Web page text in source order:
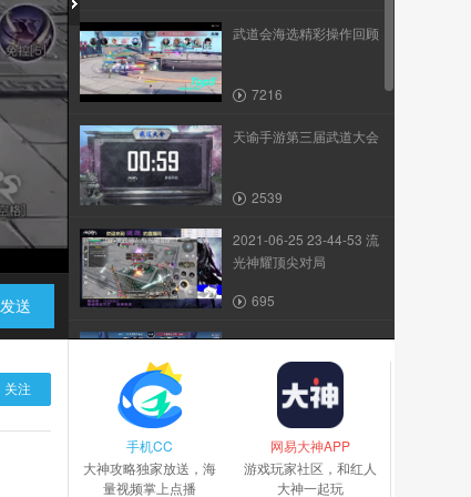
发送
武道会海选精彩操作回顾
7216
天谕手游第三届武道大会
2539
2021-06-25 23-44-53 流
光神耀顶尖对局
695
1
【2022NeXT夏季赛】
《天谕》手游 谕世凌云...
关注
手机CC
大神攻略独家放送，海
量视频掌上点播
网易大神APP
游戏玩家社区，和红人
大神一起玩